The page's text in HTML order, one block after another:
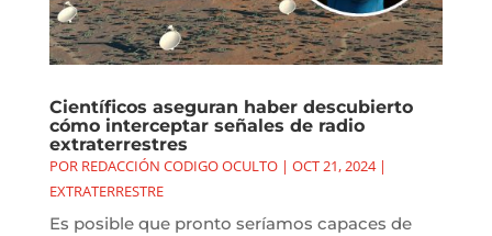
Científicos aseguran haber descubierto
cómo interceptar señales de radio
extraterrestres
POR REDACCIÓN CODIGO OCULTO| OCT 21, 2024|
EXTRATERRESTRE
Es posible que pronto seríamos capaces de